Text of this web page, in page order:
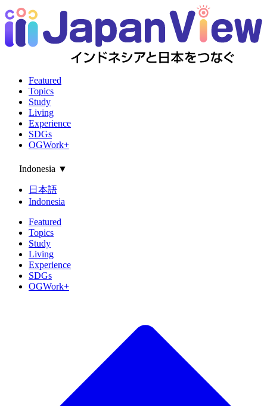
Featured
Topics
Study
Living
Experience
SDGs
OGWork+
Indonesia ▼
日本語
Indonesia
Featured
Topics
Study
Living
Experience
SDGs
OGWork+